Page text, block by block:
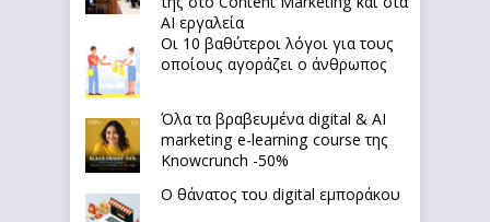
AI εργαλεία
Οι 10 βαθύτεροι λόγοι για τους
οποίους αγοράζει ο άνθρωπος
Όλα τα βραβευμένα digital & AI
marketing e-learning course της
Knowcrunch -50%
Ο θάνατος του digital εμποράκου